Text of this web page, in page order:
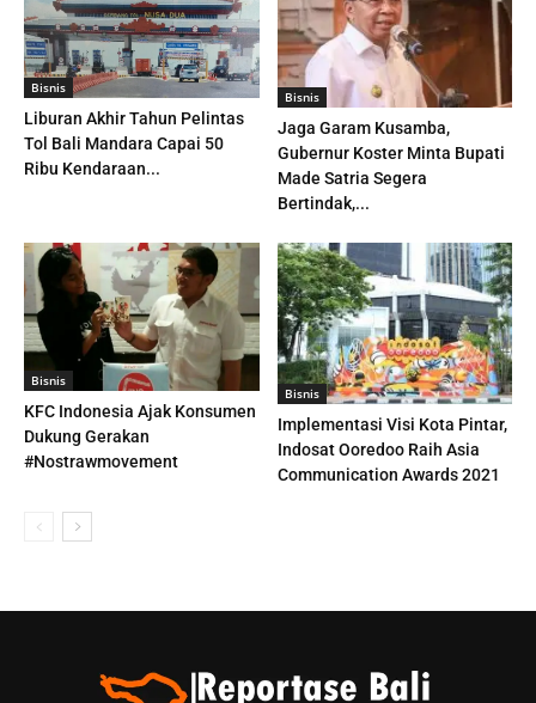
Bisnis
Liburan Akhir Tahun Pelintas
Tol Bali Mandara Capai 50
Ribu Kendaraan...
Bisnis
Jaga Garam Kusamba,
Gubernur Koster Minta Bupati
Made Satria Segera
Bertindak,...
Bisnis
KFC Indonesia Ajak Konsumen
Dukung Gerakan
#Nostrawmovement
Bisnis
Implementasi Visi Kota Pintar,
Indosat Ooredoo Raih Asia
Communication Awards 2021